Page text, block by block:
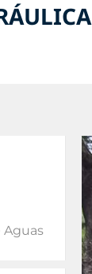
Aguas